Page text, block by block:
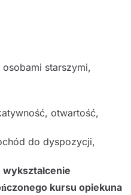
starszymi,
otwartość,
do dyspozycji,
kursu opiekuna